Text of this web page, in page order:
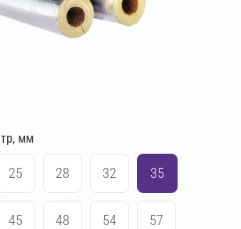
мм
25 28 32 35
45 48 54 57